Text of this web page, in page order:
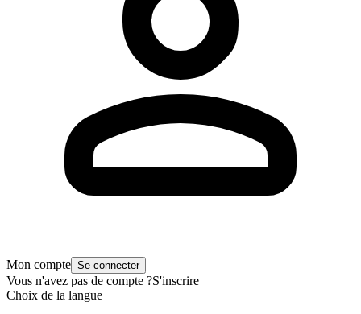
Mon compte Se connecter
Vous n'avez pas de compte ?S'inscrire
Choix de la langue